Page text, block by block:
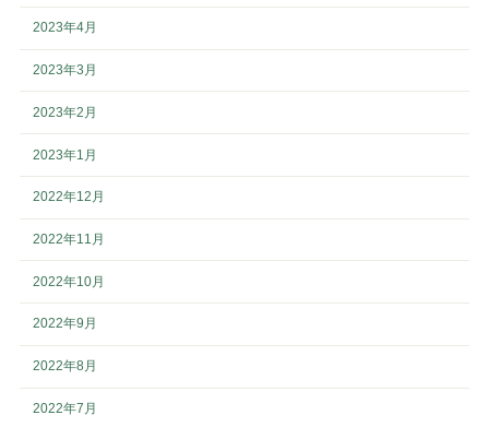
2023年4月
2023年3月
2023年2月
2023年1月
2022年12月
2022年11月
2022年10月
2022年9月
2022年8月
2022年7月